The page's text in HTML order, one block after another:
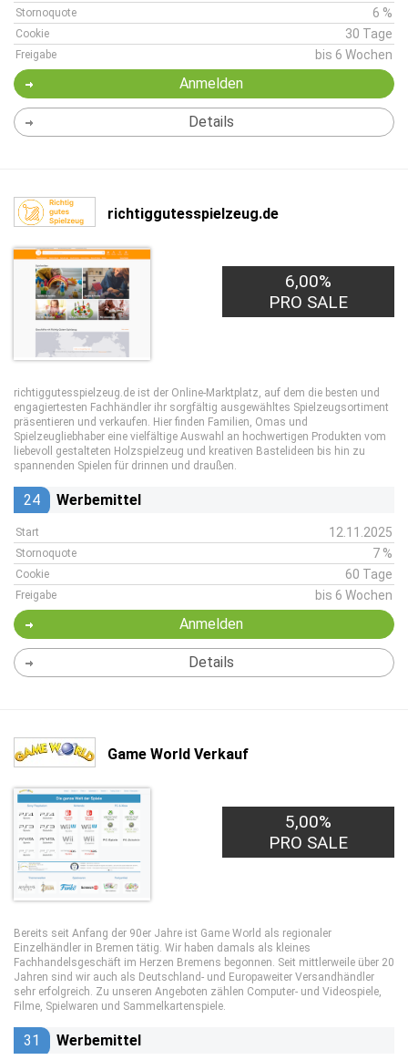
Stornoquote 6 %
Cookie 30 Tage
Freigabe bis 6 Wochen
Anmelden
Details
richtiggutesspielzeug.de
6,00%
PRO SALE
richtiggutesspielzeug.de ist der Online-Marktplatz, auf dem die besten und
engagiertesten Fachhändler ihr sorgfältig ausgewähltes Spielzeugsortiment
präsentieren und verkaufen. Hier finden Familien, Omas und
Spielzeugliebhaber eine vielfältige Auswahl an hochwertigen Produkten vom
liebevoll gestalteten Holzspielzeug und kreativen Bastelideen bis hin zu
spannenden Spielen für drinnen und draußen.
24 Werbemittel
Start 12.11.2025
Stornoquote 7 %
Cookie 60 Tage
Freigabe bis 6 Wochen
Anmelden
Details
Game World Verkauf
5,00%
PRO SALE
Bereits seit Anfang der 90er Jahre ist Game World als regionaler
Einzelhändler in Bremen tätig. Wir haben damals als kleines
Fachhandelsgeschäft im Herzen Bremens begonnen. Seit mittlerweile über 20
Jahren sind wir auch als Deutschland- und Europaweiter Versandhändler
sehr erfolgreich. Zu unseren Angeboten zählen Computer- und Videospiele,
Filme, Spielwaren und Sammelkartenspiele.
31 Werbemittel